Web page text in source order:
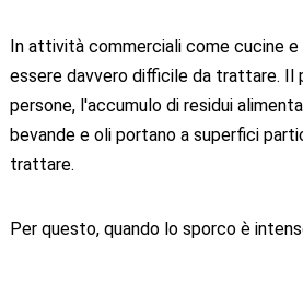
In attività commerciali come cucine
essere davvero difficile da trattare. Il
persone, l'accumulo di residui
bevande e oli portano a superfici
trattare.
Per questo, quando lo sporco è